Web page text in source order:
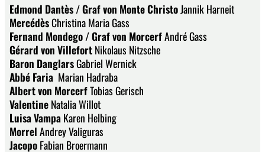
Edmond Dantès / Graf von Monte ChristoJannik Harneit
MercédèsChristina Maria Gass
Fernand Mondego / Graf von MorcerfAndré Gass
Gérard von VillefortNikolaus Nitzsche
Baron DanglarsGabriel Wernick
Abbé Faria Marian Hadraba
Albert von MorcerfTobias Gerisch
ValentineNatalia Willot
Luisa VampaKaren Helbing
MorrelAndrey Valiguras
JacopoFabian Broermann